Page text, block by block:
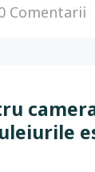
Comentarii